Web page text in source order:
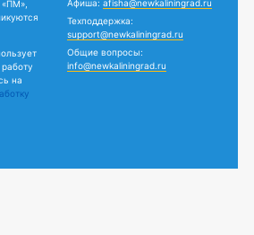
на
Афиша: afisha@newkaliningrad.ru
Техподдержка:
support@newkaliningrad.ru
Общие вопросы:
info@newkaliningrad.ru